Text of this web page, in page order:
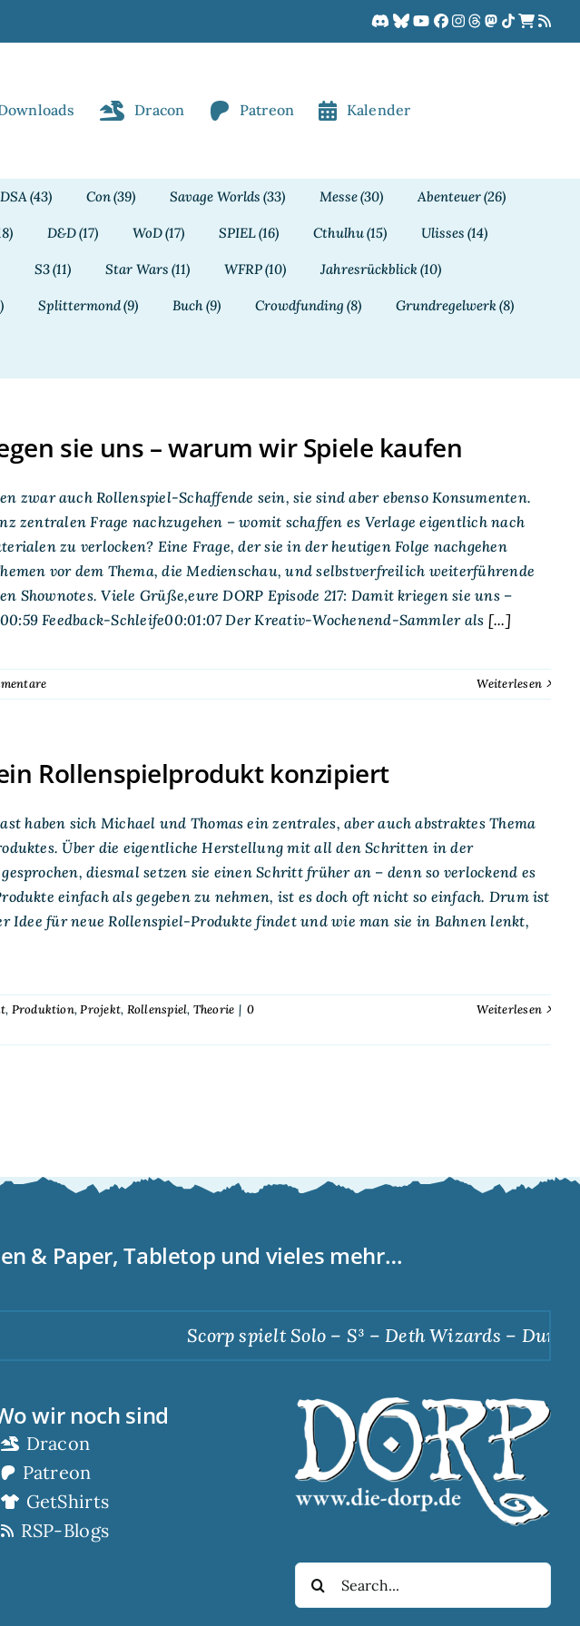
Dracon Patreon Kalender
DSA(43) Con(39) Savage Worlds (33) Messe(30) Abenteuer(26)
D&D(17) WoD(17) SPIEL(16) Cthulhu(15) Ulisses (14)
S3(11) Star Wars (11) WFRP(10) Jahresrückblick(10)
Splittermond(9) Buch(9) Crowdfunding (8) Grundregelwerk(8)
sie uns – warum wir Spiele kaufen
zwar auch Rollenspiel-Schaffende sein, sie sind aber ebenso Konsumenten.
zentralen Frage nachzugehen – womit schaffen es Verlage eigentlich nach
zu verlocken? Eine Frage, der sie in der heutigen Folge nachgehen
vor dem Thema, die Medienschau, und selbstverfreilich weiterführende
Shownotes. Viele Grüße,eure DORP Episode 217: Damit kriegen sie uns –
Feedback-Schleife00:01:07 Der Kreativ-Wochenend-Sammler als [...]
Weiterlesen
Rollenspielprodukt konzipiert
haben sich Michael und Thomas ein zentrales, aber auch abstraktes Thema
Über die eigentliche Herstellung mit all den Schritten in der
diesmal setzen sie einen Schritt früher an – denn so verlockend es
einfach als gegeben zu nehmen, ist es doch oft nicht so einfach. Drum ist
Idee für neue Rollenspiel-Produkte findet und wie man sie in Bahnen lenkt,
, Produktion,Projekt, Rollenspiel, Theorie | 0
Weiterlesen
& Paper, Tabletop und vieles mehr…
Scorp spielt Solo – S³ – Deth Wizards – Dunkle
wir noch sind
Dracon
Patreon
GetShirts
RSP-Blogs
nach: